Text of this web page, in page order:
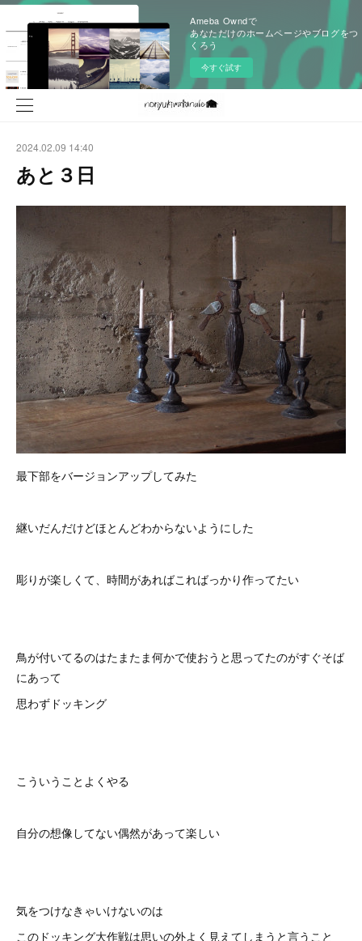
Ameba Owndで
あなただけのホームページやブログをつ
くろう
今すぐ試す
2024.02.09 14:40
あと３日
最下部をバージョンアップしてみた
継いだんだけどほとんどわからないようにした
彫りが楽しくて、時間があればこればっかり作ってたい
鳥が付いてるのはたまたま何かで使おうと思ってたのがすぐそば
にあって
思わずドッキング
こういうことよくやる
自分の想像してない偶然があって楽しい
気をつけなきゃいけないのは
このドッキング大作戦は思いの外よく見えてしまうと言うこと